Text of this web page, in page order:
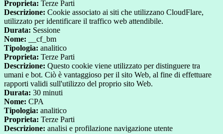
Proprieta: Terze Parti
Descrizione: Cookie associato ai siti che utilizzano CloudFlare,
utilizzato per identificare il traffico web attendibile.
Durata: Sessione
Nome: __cf_bm
Tipologia: analitico
Proprieta: Terze Parti
Descrizione: Questo cookie viene utilizzato per distinguere tra
umani e bot. Ciò è vantaggioso per il sito Web, al fine di effettuare
rapporti validi sull'utilizzo del proprio sito Web.
Durata: 30 minuti
Nome: CPA
Tipologia: analitico
Proprieta: Terze Parti
Descrizione: analisi e profilazione navigazione utente